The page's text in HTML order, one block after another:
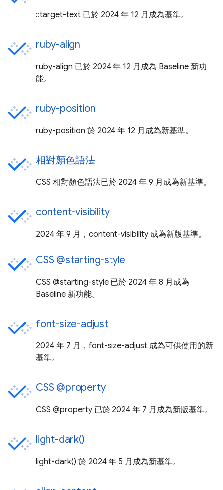
::target-text 已於 2024 年 12 月成為基準。
ruby-align
ruby-align 已於 2024 年 12 月成為 Baseline 新功
能。
ruby-position
ruby-position 於 2024 年 12 月成為新基準。
相對顏色語法
CSS 相對顏色語法已於 2024 年 9 月成為新基準。
content-visibility
2024 年 9 月，content-visibility 成為新版基準。
CSS @starting-style
CSS @starting-style 已於 2024 年 8 月成為
Baseline 新功能。
font-size-adjust
2024 年 7 月，font-size-adjust 成為可供使用的新
基準。
CSS @property
CSS @property 已於 2024 年 7 月成為新版基準。
light-dark()
light-dark() 於 2024 年 5 月成為新基準。